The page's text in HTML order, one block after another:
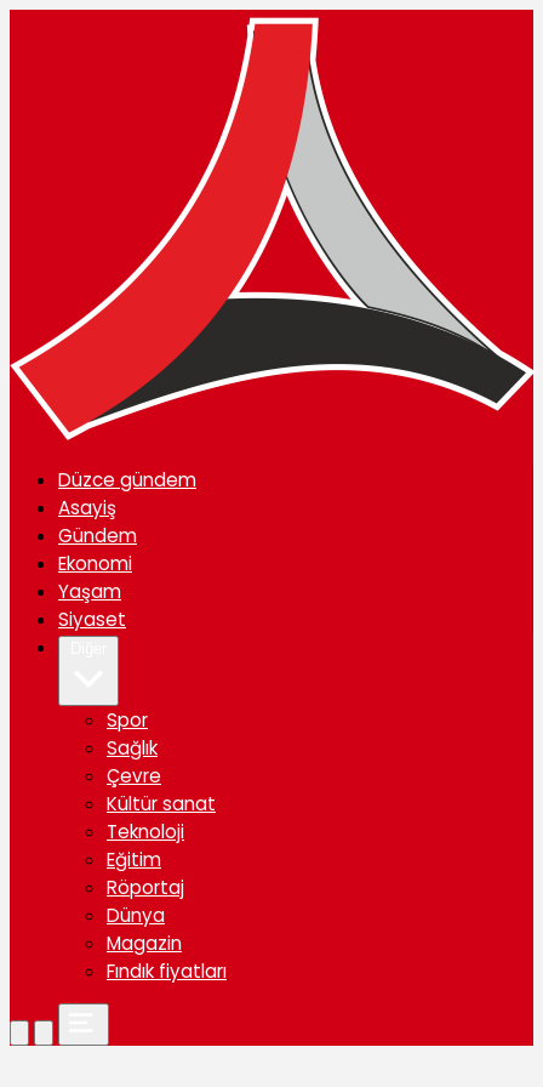
Düzce gündem
Asayiş
Gündem
Ekonomi
Yaşam
Siyaset
Spor
Sağlık
Çevre
Kültür sanat
Teknoloji
Eğitim
Röportaj
Dünya
Magazin
Fındık fiyatları